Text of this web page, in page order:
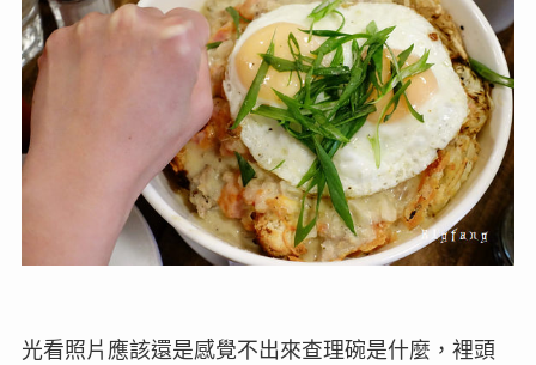
光看照片應該還是感覺不出來查理碗是什麼，裡頭